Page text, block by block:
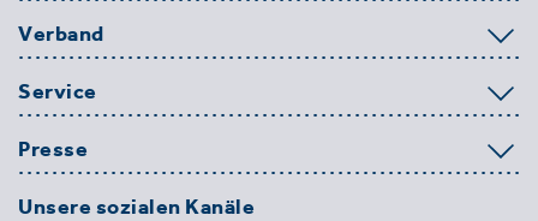
Verband
Service
Presse
Unsere sozialen Kanäle